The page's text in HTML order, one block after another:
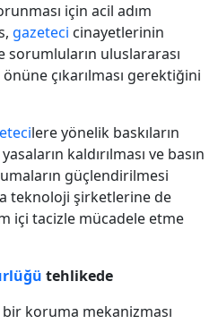
için acil adım
gazeteci cinayetlerinin
uluslararası
çıkarılması gerektiğini
lere yönelik baskıların
yasaların kaldırılması ve basın
güçlendirilmesi
teknoloji şirketlerine de
içi tacizle mücadele etme
tehlikede
koruma mekanizması